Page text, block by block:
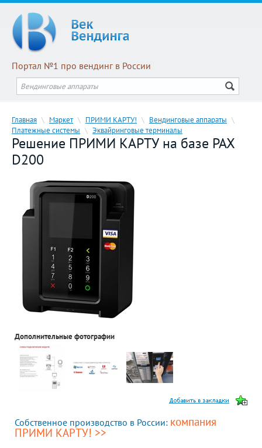
Портал №1 про вендинг в России
Главная \ Маркет \ ПРИМИ КАРТУ! \ Вендинговые аппараты \
Платежные системы \ Эквайринговые терминалы
Решение ПРИМИ КАРТУ на базе PAX
D200
Дополнительные фотографии
Собственное производство в России: компания
ПРИМИ КАРТУ! >>